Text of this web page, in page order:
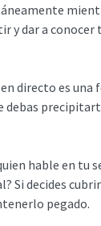
y dar a
directo es
debas
hable en tu
Si decides
pegado.